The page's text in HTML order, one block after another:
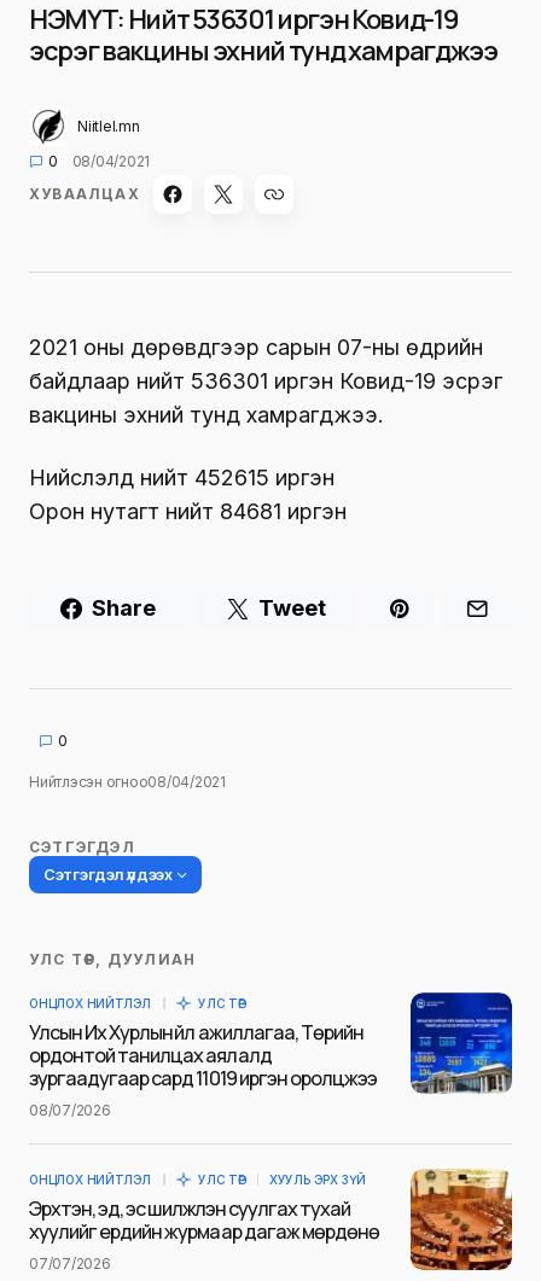
НЭМҮТ: Нийт 536301 иргэн Ковид-19
эсрэг вакцины эхний тунд хамрагджээ
Niitlel.mn
0
08/04/2021
ХУВААЛЦАХ
2021 оны дөрөвдүгээр сарын 07-ны өдрийн
байдлаар нийт 536301 иргэн Ковид-19 эсрэг
вакцины эхний тунд хамрагджээ.
Нийслэлд нийт 452615 иргэн
Орон нутагт нийт 84681 иргэн
Share Tweet
0
Нийтлэсэн огноо08/04/2021
СЭТГЭГДЭЛ
Сэтгэгдэл үлдээх
Таны имэйл хаягийг нийтлэхгүй.
тэмдэглэсэн
Name
УЛС ТӨР, ДУУЛИАН
ОНЦЛОХ НИЙТЛЭЛ УЛС ТӨР
Улсын Их Хурлын үйл ажиллагаа, Төрийн
ордонтой танилцах аялалд
зургаадугаар сард 11019 иргэн оролцжээ
08/07/2026
ОНЦЛОХ НИЙТЛЭЛ УЛС ТӨР ХУУЛЬ ЭРХ ЗҮЙ
Эрхтэн, эд, эс шилжүүлэн суулгах тухай
хуулийг ердийн журмаар дагаж мөрдөнө
07/07/2026